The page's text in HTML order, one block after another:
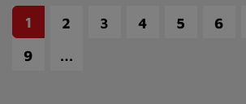
1 2 3 4 5 6
9
…